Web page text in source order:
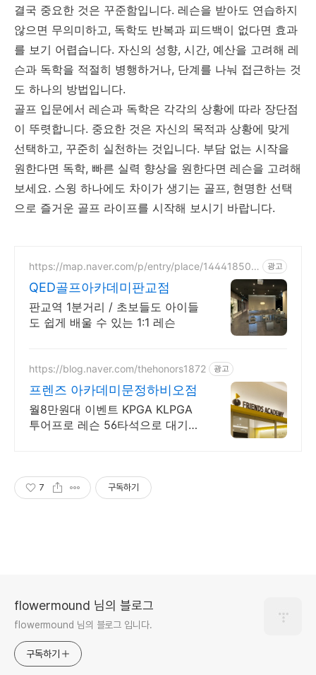
결국 중요한 것은 꾸준함입니다. 레슨을 받아도 연습하지
않으면 무의미하고, 독학도 반복과 피드백이 없다면 효과
를 보기 어렵습니다. 자신의 성향, 시간, 예산을 고려해 레
슨과 독학을 적절히 병행하거나, 단계를 나눠 접근하는 것
도 하나의 방법입니다.
골프 입문에서 레슨과 독학은 각각의 상황에 따라 장단점
이 뚜렷합니다. 중요한 것은 자신의 목적과 상황에 맞게
선택하고, 꾸준히 실천하는 것입니다. 부담 없는 시작을
원한다면 독학, 빠른 실력 향상을 원한다면 레슨을 고려해
보세요. 스윙 하나에도 차이가 생기는 골프, 현명한 선택
으로 즐거운 골프 라이프를 시작해 보시기 바랍니다.
https://map.naver.com/p/entry/place/144418507
광고
QED골프아카데미판교점
판교역 1분거리 / 초보들도 아이들
도 쉽게 배울 수 있는 1:1 레슨
https://blog.naver.com/thehonors1872 광고
프렌즈 아카데미문정하비오점
월8만원대 이벤트 KPGA KLPGA
투어프로 레슨 56타석으로 대기
7 구독하기
flowermound 님의 블로그
flowermound 님의 블로그 입니다.
구독하기